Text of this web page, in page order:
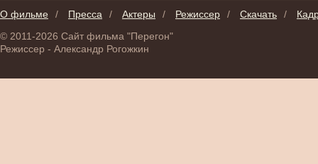
О фильме / Пресса / Актеры / Режиссер / Скачать /
© 2011-2026 Сайт фильма "Перегон"
Режиссер - Александр Рогожкин